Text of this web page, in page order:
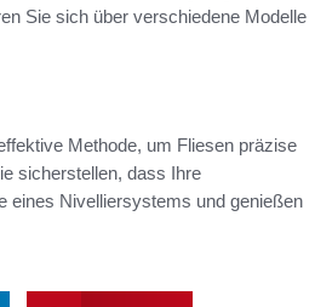
Sie sich über verschiedene Modelle
Methode, um Fliesen präzise
sicherstellen, dass Ihre
eines Nivelliersystems und genießen